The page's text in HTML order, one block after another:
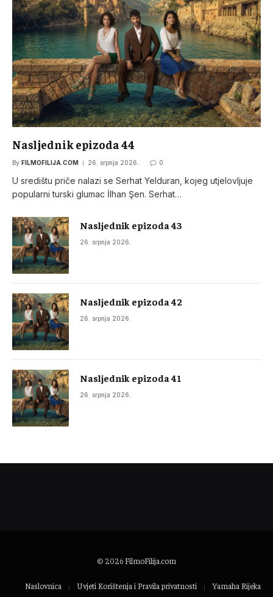
Nasljednik epizoda 44
By FILMOFILIJA.COM 26. srpnja 2026. 0
U središtu priče nalazi se Serhat Yelduran, kojeg utjelovljuje
popularni turski glumac İlhan Şen. Serhat…
Nasljednik epizoda 43
26. srpnja 2026.
Nasljednik epizoda 42
26. srpnja 2026.
Nasljednik epizoda 41
26. srpnja 2026.
© 2026FilmoFilija.com
Naslovnica Uvjeti Korištenja i Pravila privatnosti
Yamaha Rijeka